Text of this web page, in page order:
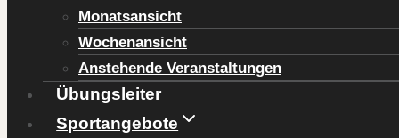
Monatsansicht
Wochenansicht
Anstehende Veranstaltungen
Übungsleiter
Sportangebote